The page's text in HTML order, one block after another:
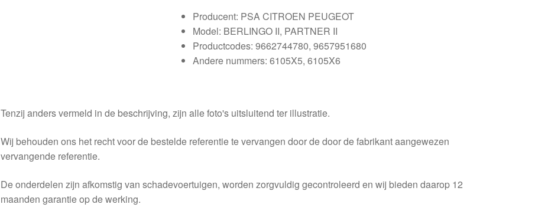
Producent: PSA CITROEN PEUGEOT
Model: BERLINGO II, PARTNER II
Productcodes: 9662744780, 9657951680
Andere nummers: 6105X5, 6105X6
Tenzij anders vermeld in de beschrijving, zijn alle foto's uitsluitend ter illustratie.
Wij behouden ons het recht voor de bestelde referentie te vervangen door de door de fabrikant aangewezen
vervangende referentie.
De onderdelen zijn afkomstig van schadevoertuigen, worden zorgvuldig gecontroleerd en wij bieden daarop 12
maanden garantie op de werking.